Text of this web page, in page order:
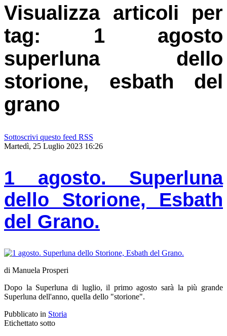
Visualizza articoli per
tag: 1 agosto
superluna dello
storione, esbath del
grano
Sottoscrivi questo feed RSS
Martedì, 25 Luglio 2023 16:26
1 agosto. Superluna
dello Storione, Esbath
del Grano.
di Manuela Prosperi
Dopo la Superluna di luglio, il primo agosto sarà la più grande
Superluna dell'anno, quella dello "storione".
Pubblicato in Storia
Etichettato sotto